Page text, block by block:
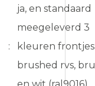
:
ja, en standaard
meegeleverd 3
kleuren
brushed rvs,